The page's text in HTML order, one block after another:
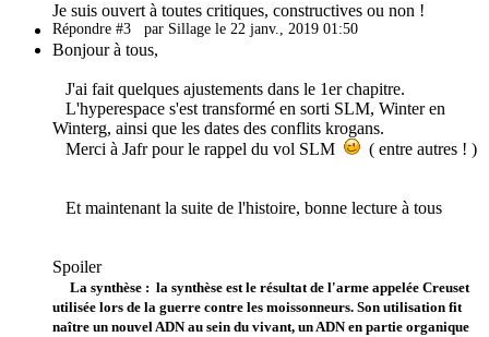
Je suis ouvert à toutes critiques, constructives ou non !
Répondre #3 par Sillage le 22 janv., 2019 01:50
Bonjour à tous,
J'ai fait quelques ajustements dans le 1er chapitre.
L'hyperespace s'est transformé en sorti SLM, Winter en
Winterg, ainsi que les dates des conflits krogans.
Merci à Jafr pour le rappel du vol SLM
( entre autres ! )
Et maintenant la suite de l'histoire, bonne lecture à tous
Spoiler
La synthèse : la synthèse est le résultat de l'arme appelée Creuset
utilisée lors de la guerre contre les moissonneurs. Son utilisation fit
naître un nouvel ADN au sein du vivant, un ADN en partie organique